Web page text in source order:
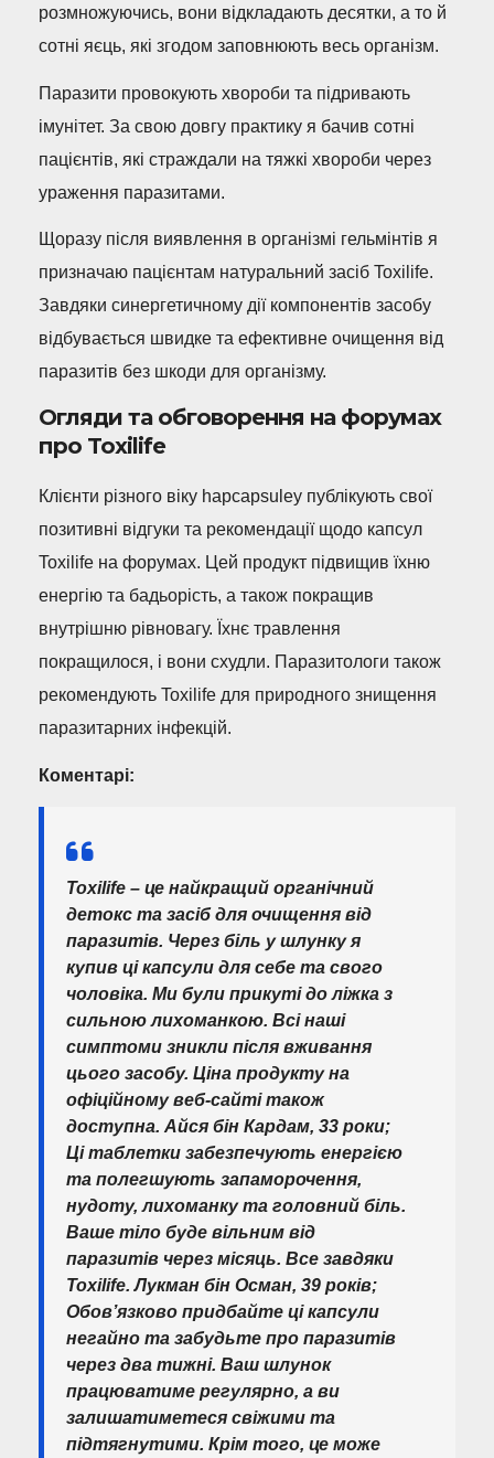
розмножуючись, вони відкладають десятки, а то й
сотні яєць, які згодом заповнюють весь організм.
Паразити провокують хвороби та підривають
імунітет. За свою довгу практику я бачив сотні
пацієнтів, які страждали на тяжкі хвороби через
ураження паразитами.
Щоразу після виявлення в організмі гельмінтів я
призначаю пацієнтам натуральний засіб Toxilife.
Завдяки синергетичному дії компонентів засобу
відбувається швидке та ефективне очищення від
паразитів без шкоди для організму.
Огляди та обговорення на форумах
про Toxilife
Клієнти різного віку hapcapsuley публікують свої
позитивні відгуки та рекомендації щодо капсул
Toxilife на форумах. Цей продукт підвищив їхню
енергію та бадьорість, а також покращив
внутрішню рівновагу. Їхнє травлення
покращилося, і вони схудли. Паразитологи також
рекомендують Toxilife для природного знищення
паразитарних інфекцій.
Коментарі:
Toxilife – це найкращий органічний
детокс та засіб для очищення від
паразитів. Через біль у шлунку я
купив ці капсули для себе та свого
чоловіка. Ми були прикуті до ліжка з
сильною лихоманкою. Всі наші
симптоми зникли після вживання
цього засобу. Ціна продукту на
офіційному веб-сайті також
доступна. Айся бін Кардам, 33 роки;
Ці таблетки забезпечують енергією
та полегшують запаморочення,
нудоту, лихоманку та головний біль.
Ваше тіло буде вільним від
паразитів через місяць. Все завдяки
Toxilife. Лукман бін Осман, 39 років;
Обов’язково придбайте ці капсули
негайно та забудьте про паразитів
через два тижні. Ваш шлунок
працюватиме регулярно, а ви
залишатиметеся свіжими та
підтягнутими. Крім того, це може